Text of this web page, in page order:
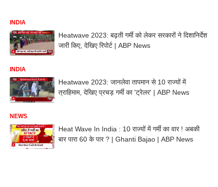
INDIA
Heatwave 2023: बढ़ती गर्मी को लेकर सरकारों ने दिशानिर्देश
जारी किए, देखिए रिपोर्ट | ABP News
INDIA
Heatwave 2023: जानलेवा तापमान से 10 राज्यों में
त्राहिमाम, देखिए प्रचड़ गर्मी का 'ट्रेलर' | ABP News
NEWS
Heat Wave In India : 10 राज्यों में गर्मी का वार ! अबकी
बार पारा 60 के पार ? | Ghanti Bajao | ABP News